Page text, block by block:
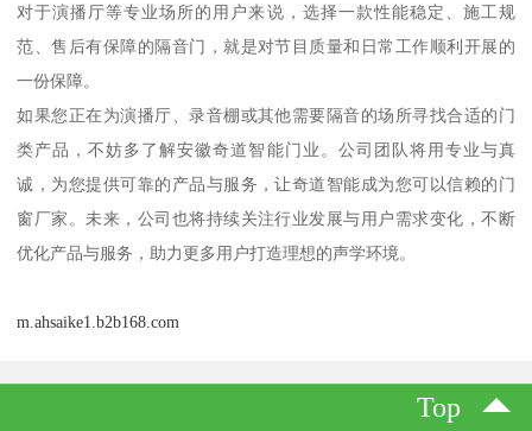
对于演播厅等专业场所的用户来说，选择一款性能稳定、施工规
范、售后有保障的隔音门，就是对节目质量和日常工作顺利开展的
一份保障。
如果您正在为演播厅、录音棚或其他需要隔音的场所寻找合适的门
类产品，不妨多了解安徽奇道智能门业。公司团队将用专业与真
诚，为您提供可靠的产品与服务，让奇道智能成为您可以信赖的门
窗厂家。未来，公司也将持续关注行业发展与用户需求变化，不断
优化产品与服务，助力更多用户打造理想的声学环境。
m.ahsaike1.b2b168.com
Top